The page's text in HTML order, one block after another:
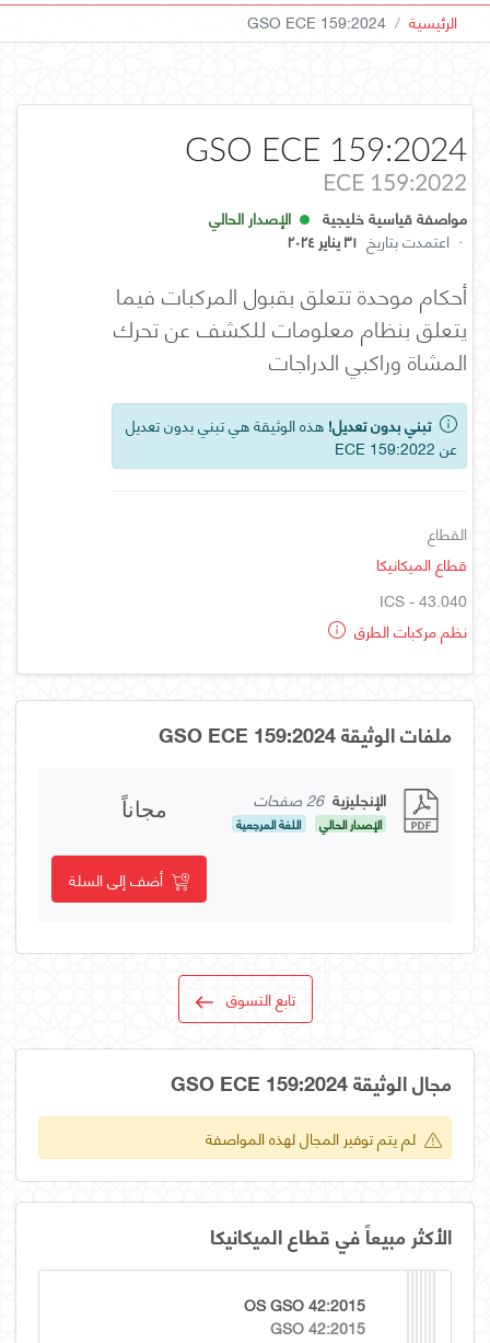
الرئيسية GSO ECE 159:2024
GSO ECE 159:2024
ECE 159:2022
مواصفة قياسية خليجية
الإصدار الحالي
· اعتمدت بتاريخ ٣١ يناير ٢٠٢٤
أحكام موحدة تتعلق بقبول المركبات فيما
يتعلق بنظام معلومات للكشف عن تحرك
المشاة وراكبي الدراجات
تبني بدون تعديل! هذه الوثيقة هي تبني بدون تعديل
عن ECE 159:2022
القطاع
قطاع الميكانيكا
ICS - 43.040
نظم مركبات الطرق
ملفات الوثيقة GSO ECE 159:2024
الإنجليزية 26 صفحات
الإصدار الحالي اللغة المرجعية
مجاناً
أضف إلى السلة
تابع التسوق
مجال الوثيقة GSO ECE 159:2024
لم يتم توفير المجال لهذه المواصفة
الأكثر مبيعاً في قطاع الميكانيكا
OS GSO 42:2015
GSO 42:2015